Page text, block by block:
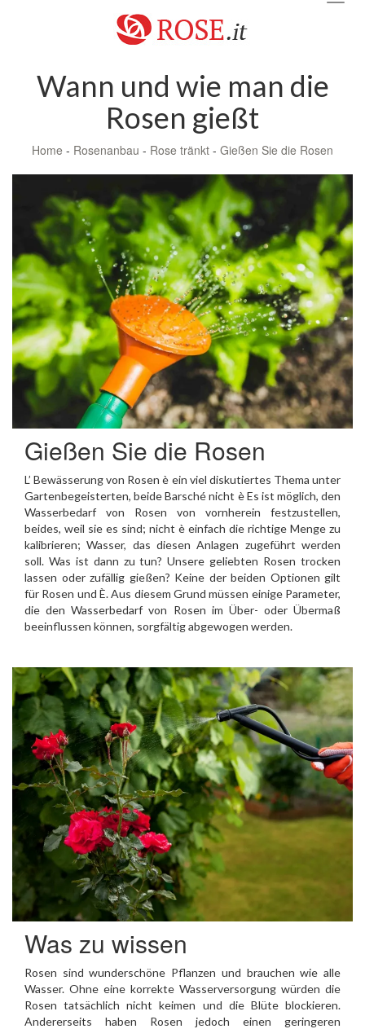
Wann und wie man die
Rosen gießt
Home - Rosenanbau - Rose tränkt - Gießen Sie die Rosen
Gießen Sie die Rosen
L’ Bewässerung von Rosen è ein viel diskutiertes Thema unter
Gartenbegeisterten, beide Barsché nicht è Es ist möglich, den
Wasserbedarf von Rosen von vornherein festzustellen,
beides, weil sie es sind; nicht è einfach die richtige Menge zu
kalibrieren; Wasser, das diesen Anlagen zugeführt werden
soll. Was ist dann zu tun? Unsere geliebten Rosen trocken
lassen oder zufällig gießen? Keine der beiden Optionen gilt
für Rosen und È. Aus diesem Grund müssen einige Parameter,
die den Wasserbedarf von Rosen im Über- oder Übermaß
beeinflussen können, sorgfältig abgewogen werden.
Was zu wissen
Rosen sind wunderschöne Pflanzen und brauchen wie alle
Wasser. Ohne eine korrekte Wasserversorgung würden die
Rosen tatsächlich nicht keimen und die Blüte blockieren.
Andererseits haben Rosen jedoch einen geringeren